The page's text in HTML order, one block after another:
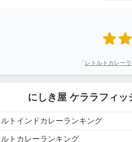
「 レトルトカレー
にしき屋 ケララフィ
ルトインドカレーランキング
ルトカレーランキング